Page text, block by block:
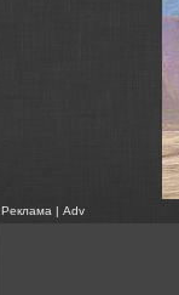
Реклама | Adv